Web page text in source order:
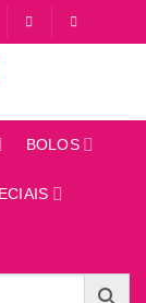
BOLOS